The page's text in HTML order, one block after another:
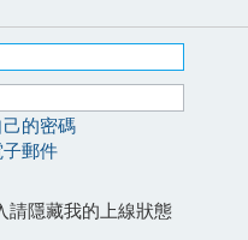
的密碼
郵件
請隱藏我的上線狀態